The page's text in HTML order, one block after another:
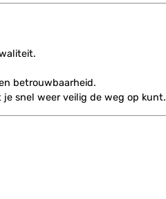
betrouwbaarheid.
snel weer veilig de weg op kunt.